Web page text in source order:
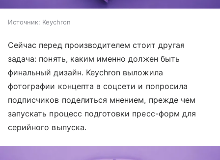
Источник: Keychron
Сейчас перед производителем стоит другая
задача: понять, каким именно должен быть
финальный дизайн. Keychron выложила
фотографии концепта в соцсети и попросила
подписчиков поделиться мнением, прежде чем
запускать процесс подготовки пресс-форм для
серийного выпуска.